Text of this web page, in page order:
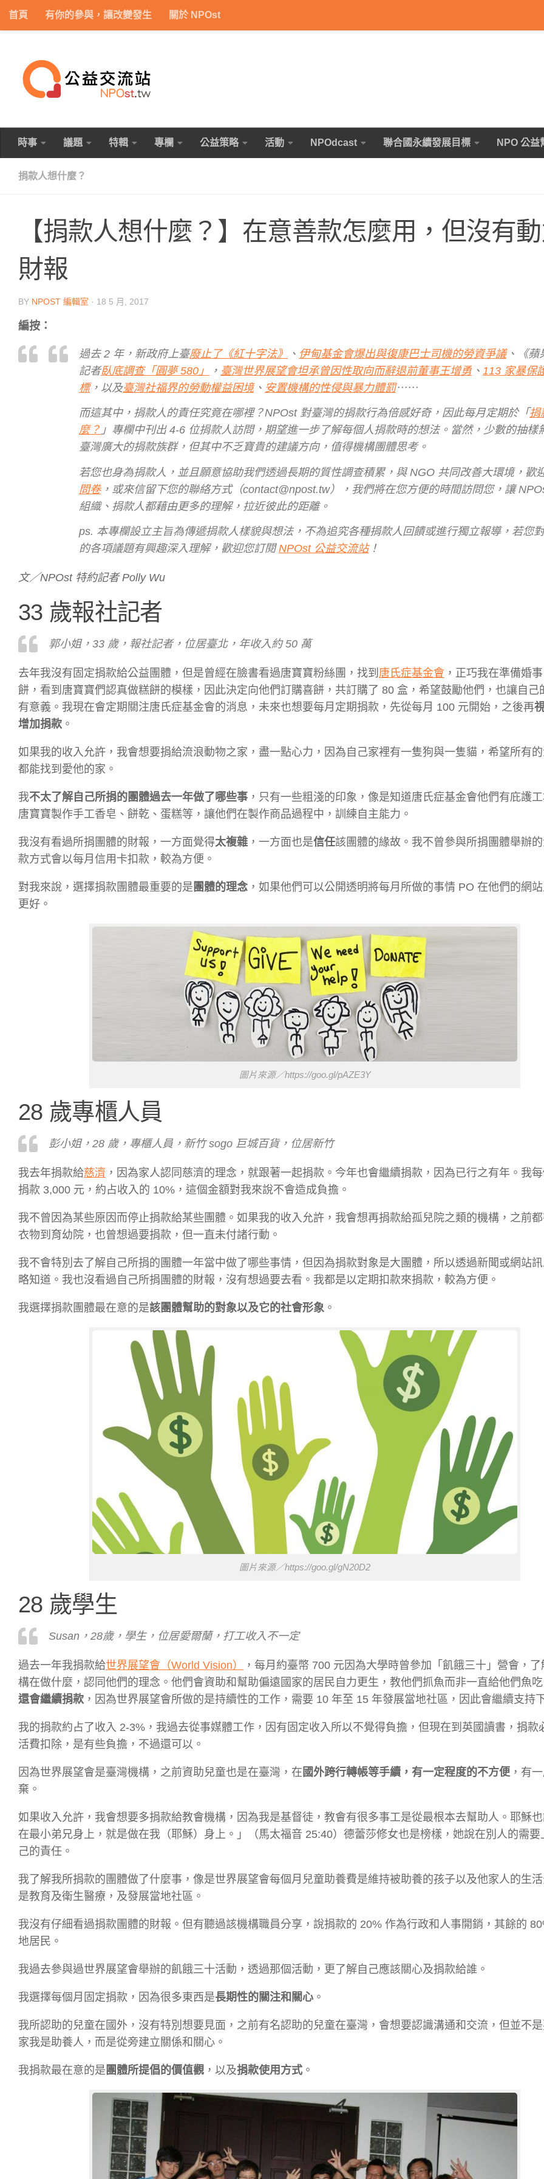
Skip to content
首頁 有你的參與，讓改變發生 關於 NPOst
時事 議題 特輯 專欄 公益策略 活動 NPOdcast 聯合國永續發展目標 NPO 公益
捐款人想什麼？
【捐款人想什麼？】在意善款怎麼用，但沒有
財報
BY NPOST 編輯室 · 18 5 月, 2017
編按：
過去 2 年，新政府上臺廢止了《紅十字法》 、 伊甸基金會爆出與復康巴士司機的勞資爭議、《蘋
記者臥底調查「圓夢 580」 ， 臺灣世界展望會坦承曾因性取向而辭退前董事王增勇、 113 家暴保
標，以及臺灣社福界的勞動權益困境、 安置機構的性侵與暴力體罰⋯⋯
而這其中，捐款人的責任究竟在哪裡？NPOst 對臺灣的捐款行為倍感好奇，因此每月定期於「 捐
麼？ 」專欄中刊出 4-6 位捐款人訪問，期望進一步了解每個人捐款時的想法。當然，少數的抽樣
臺灣廣大的捐款族群，但其中不乏寶貴的建議方向，值得機構團體思考。
若您也身為捐款人，並且願意協助我們透過長期的質性調查積累，與 NGO 共同改善大環境，歡
問卷，或來信留下您的聯絡方式（contact@npost.tw），我們將在您方便的時間訪問您，讓
組織、捐款人都藉由更多的理解，拉近彼此的距離。
ps. 本專欄設立主旨為傳遞捐款人樣貌與想法，不為追究各種捐款人回饋或進行獨立報導，若您
的各項議題有興趣深入理解，歡迎您訂閱NPOst 公益交流站！
文／NPOst 特約記者 Polly Wu
33 歲報社記者
郭小姐，33 歲，報社記者，位居臺北，年收入約 50 萬
去年我沒有固定捐款給公益團體，但是曾經在臉書看過唐寶寶粉絲團，找到 唐氏症基金會 ，正巧我在準備婚
餅，看到唐寶寶們認真做糕餅的模樣，因此決定向他們訂購喜餅，共訂購了 80 盒，希望鼓勵他們，也讓自己
有意義。我現在會定期關注唐氏症基金會的消息，未來也想要每月定期捐款，先從每月 100 元開始，之後再
增加捐款 。
如果我的收入允許，我會想要捐給流浪動物之家，盡一點心力，因為自己家裡有一隻狗與一隻貓，希望所有
都能找到愛他的家。
我不太了解自己所捐的團體過去一年做了哪些事 ，只有一些粗淺的印象，像是知道唐氏症基金會他們有庇護
唐寶寶製作手工香皂、餅乾、蛋糕等，讓他們在製作商品過程中，訓練自主能力。
我沒有看過所捐團體的財報，一方面覺得太複雜 ，一方面也是信任該團體的緣故。我不曾參與所捐團體舉辦
款方式會以每月信用卡扣款，較為方便。
對我來說，選擇捐款團體最重要的是 團體的理念 ，如果他們可以公開透明將每月所做的事情 PO 在他們的網
更好。
圖片來源／https://goo.gl/pAZE3Y
28 歲專櫃人員
彭小姐，28 歲，專櫃人員，新竹 sogo 巨城百貨，位居新竹
我去年捐款給慈濟 ，因為家人認同慈濟的理念，就跟著一起捐款。今年也會繼續捐款，因為已行之有年。我
捐款 3,000 元，約占收入的 10%，這個金額對我來說不會造成負擔。
我不曾因為某些原因而停止捐款給某些團體。如果我的收入允許，我會想再捐款給孤兒院之類的機構，之前
衣物到育幼院，也曾想過要捐款，但一直未付諸行動。
我不會特別去了解自己所捐的團體一年當中做了哪些事情，但因為捐款對象是大團體，所以透過新聞或網站
略知道。我也沒看過自己所捐團體的財報，沒有想過要去看。我都是以定期扣款來捐款，較為方便。
我選擇捐款團體最在意的是該團體幫助的對象以及它的社會形象 。
圖片來源／https://goo.gl/gN20D2
28 歲學生
Susan，28歲，學生，位居愛爾蘭，打工收入不一定
過去一年我捐款給世界展望會（World Vision）
，每月約臺幣 700 元因為大學時曾參加「飢餓三十」營會，
構在做什麼，認同他們的理念。他們會資助和幫助偏遠國家的居民自力更生，教他們抓魚而非一直給他們魚
還會繼續捐款 ，因為世界展望會所做的是持續性的工作，需要 10 年至 15 年發展當地社區，因此會繼續支持
我的捐款約占了收入 2-3%，我過去從事媒體工作，因有固定收入所以不覺得負擔，但現在到英國讀書，捐款
活費扣除，是有些負擔，不過還可以。
因為世界展望會是臺灣機構，之前資助兒童也是在臺灣，在 國外跨行轉帳等手續，有一定程度的不方便，有
棄。
如果收入允許，我會想要多捐款給教會機構，因為我是基督徒，教會有很多事工是從最根本去幫助人。耶穌
在最小弟兄身上，就是做在我（耶穌）身上。」（馬太福音 25:40）德蕾莎修女也是榜樣，她說在別人的需要
己的責任。
我了解我所捐款的團體做了什麼事，像是世界展望會每個月兒童助養費是維持被助養的孩子以及他家人的生
是教育及衛生醫療，及發展當地社區。
我沒有仔細看過捐款團體的財報。但有聽過該機構職員分享，說捐款的 20% 作為行政和人事開銷，其餘的
地居民。
我過去參與過世界展望會舉辦的飢餓三十活動，透過那個活動，更了解自己應該關心及捐款給誰。
我選擇每個月固定捐款，因為很多東西是長期性的關注和關心 。
我所認助的兒童在國外，沒有特別想要見面，之前有名認助的兒童在臺灣，會想要認識溝通和交流，但並不
家我是助養人，而是從旁建立關係和關心。
我捐款最在意的是 團體所提倡的價值觀 ，以及捐款使用方式 。